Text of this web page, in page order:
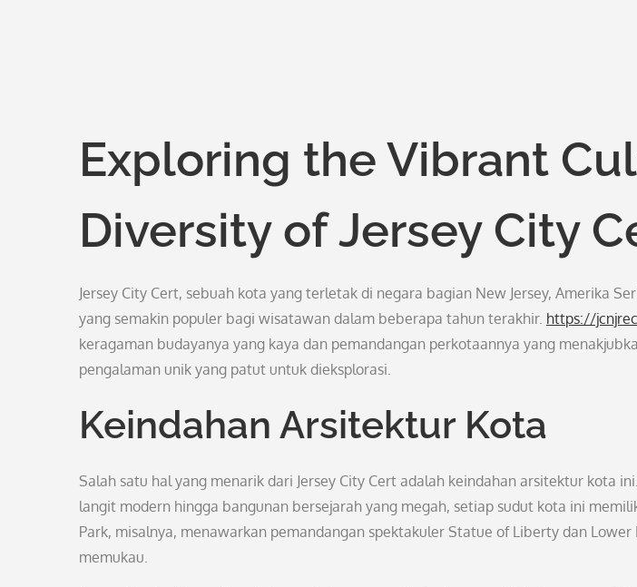
Exploring the Vibrant
Diversity of Jersey City
Jersey City Cert, sebuah kota yang terletak di negara bagian New Jersey, Amerika
yang semakin populer bagi wisatawan dalam beberapa tahun terakhir. https://
keragaman budayanya yang kaya dan pemandangan perkotaannya yang
pengalaman unik yang patut untuk dieksplorasi.
Keindahan Arsitektur Kota
Salah satu hal yang menarik dari Jersey City Cert adalah keindahan arsitektur kota
langit modern hingga bangunan bersejarah yang megah, setiap sudut kota ini
Park, misalnya, menawarkan pemandangan spektakuler Statue of Liberty dan
memukau.